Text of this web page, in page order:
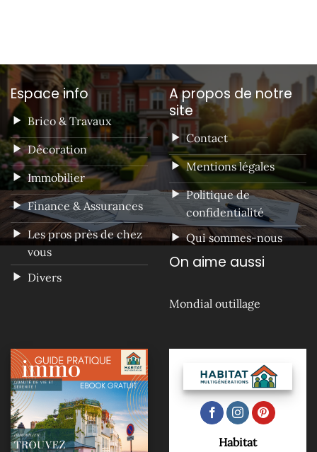
Espace info
Brico & Travaux
Décoration
Immobilier
Finance & Assurances
Les pros près de chez
vous
Divers
A propos de notre
site
Contact
Mentions légales
Politique de
confidentialité
Qui sommes-nous
On aime aussi
Mondial outillage
Habitat